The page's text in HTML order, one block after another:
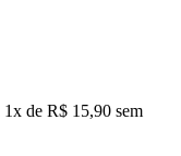
1x de R$ 15,90 sem